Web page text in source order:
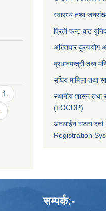
1
स्वास्थ्य तथा
प्रिती फन्ट बाट
अख्तियार दुरुपयोग
प्रधानमन्त्री तथा
संघिय मामिला तथा
स्थानीय शासन तथा
(LGCDP)
अनलाईन घटना
Registration
सम्पर्क:-